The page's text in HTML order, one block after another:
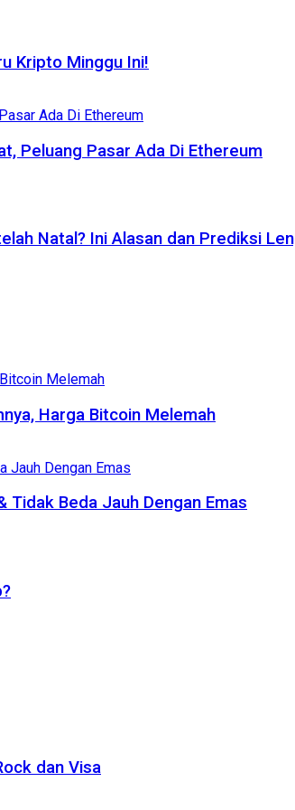
Kripto Minggu Ini!
Peluang Pasar Ada Di Ethereum
Natal? Ini Alasan dan Prediksi
Harga Bitcoin Melemah
Tidak Beda Jauh Dengan Emas
dan Visa